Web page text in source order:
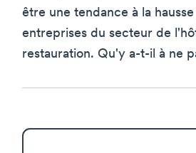
être une tendance à la
entreprises du secteur de
restauration. Qu'y a-t-il à ne